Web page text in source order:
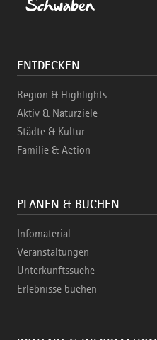
ENTDECKEN
Region & Highlights
Aktiv & Naturziele
Städte & Kultur
Familie & Action
PLANEN & BUCHEN
Infomaterial
Veranstaltungen
Unterkunftssuche
Erlebnisse buchen